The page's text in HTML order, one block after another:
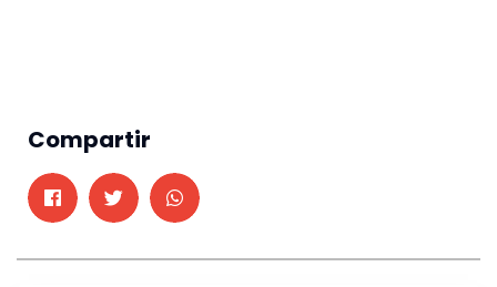
Compartir